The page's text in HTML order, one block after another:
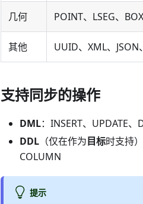
几何 POINT、LSEG、
其他 UUID、XML、JSON
支持同步的操作
DML：INSERT、UPDATE、
DDL （仅在作为目标时支持
COLUMN
提示